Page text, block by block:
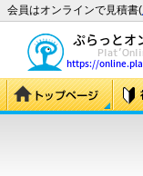
会員はオンラインで見積書(